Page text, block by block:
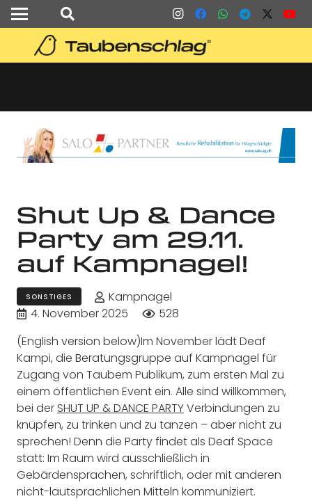
Shut Up & Dance
Party am 29.11.
auf Kampnagel!
SONSTIGES
Kampnagel
4. November 2025
528
(English version below)Im November lädt Deaf
Kampi, die Beratungsgruppe auf Kampnagel für
Zugang von Taubem Publikum, zum ersten Mal zu
einem öffentlichen Event ein. Alle sind willkommen,
bei der SHUT UP & DANCE PARTYVerbindungen zu
knüpfen, zu trinken und zu tanzen – aber nicht zu
sprechen! Denn die Party findet als Deaf Space
statt: Im Raum wird ausschließlich in
Gebärdensprachen, schriftlich, oder mit anderen
nicht-lautsprachlichen Mitteln kommuniziert.